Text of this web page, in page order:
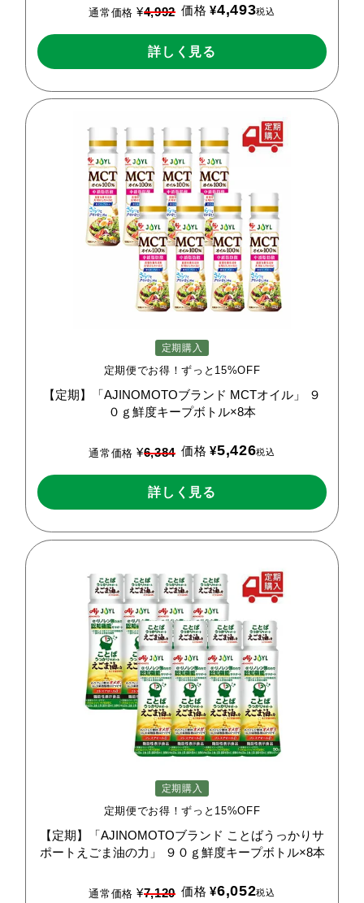
通常価格 ¥4,992 価格 ¥4,493税込
詳しく見る
定期購入
定期便でお得！ずっと15%OFF
【定期】「AJINOMOTOブランド MCTオイル」
９
０ｇ鮮度キープボトル×8本
通常価格 ¥6,384 価格 ¥5,426税込
詳しく見る
定期購入
定期便でお得！ずっと15%OFF
【定期】「AJINOMOTOブランド ことばうっかりサ
ポートえごま油の力」
９０ｇ鮮度キープボトル×8本
通常価格 ¥7,120 価格 ¥6,052税込